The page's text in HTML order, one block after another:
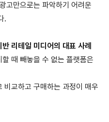
고만으로는 파악하기 어려운
.
리테일 미디어의 대표 사례
때 빼놓을 수 없는 플랫폼은
비교하고 구매하는 과정이 매우